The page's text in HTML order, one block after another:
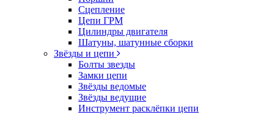
Сцепление
Цепи ГРМ
Цилиндры двигателя
Шатуны, шатунные сборки
Звёзды и цепи
Болты звезды
Замки цепи
Звёзды ведомые
Звёзды ведущие
Инструмент расклёпки цепи